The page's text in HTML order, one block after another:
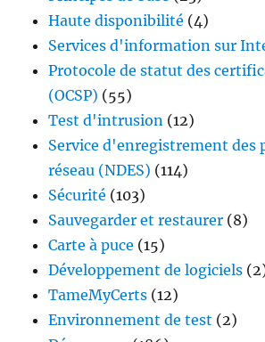
Haute disponibilité (4)
Services d'information sur
Protocole de statut des
(OCSP) (55)
Test d'intrusion (12)
Service d'enregistrement des
réseau (NDES) (114)
Sécurité (103)
Sauvegarder et restaurer (8)
Carte à puce (15)
Développement de logiciels
TameMyCerts (12)
Environnement de test (2)